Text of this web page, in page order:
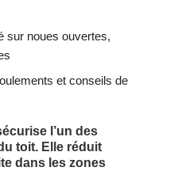
sur noues ouvertes,
et conseils de
l’un des
toit. Elle réduit
dans les zones